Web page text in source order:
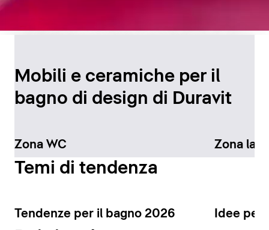
il bagno
Scopri di più
Mobili e ceramiche per il
bagno di design di Duravit
Zona WC Zona
Temi di tendenza
Tendenze per il bagno 2026 Idee per